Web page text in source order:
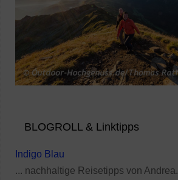
BLOGROLL & Linktipps
Indigo Blau
... nachhaltige Reisetipps von Andrea.